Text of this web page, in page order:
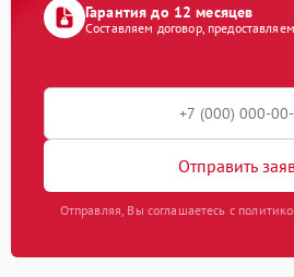
Гарантия до 12 месяцев
Составляем договор,
Отправить
Отправляя, Вы соглашаетесь с